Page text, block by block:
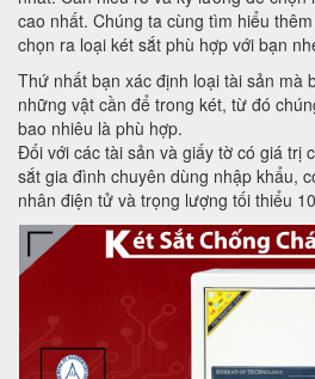
cao nhất. Chúng ta cùng tìm hiểu
chọn ra loại két sắt phù hợp với bạn
Thứ nhất bạn xác định loại tài sản mà
những vật cần để trong két, từ đó
bao nhiêu là phù hợp.
Đối với các tài sản và giấy tờ có giá trị
sắt gia đình chuyên dùng nhập khẩu,
nhân điện tử và trọng lượng tối thiểu